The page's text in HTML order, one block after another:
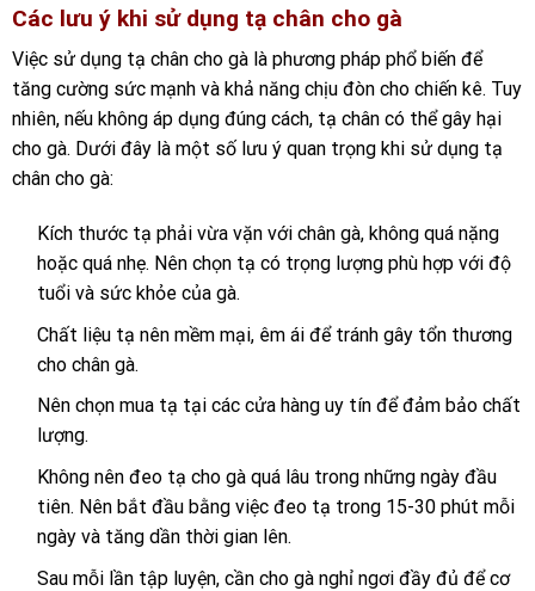
Các lưu ý khi sử dụng tạ chân cho gà
Việc sử dụng tạ chân cho gà là phương pháp phổ biến để
tăng cường sức mạnh và khả năng chịu đòn cho chiến kê. Tuy
nhiên, nếu không áp dụng đúng cách, tạ chân có thể gây hại
cho gà. Dưới đây là một số lưu ý quan trọng khi sử dụng tạ
chân cho gà:
Kích thước tạ phải vừa vặn với chân gà, không quá nặng
hoặc quá nhẹ. Nên chọn tạ có trọng lượng phù hợp với độ
tuổi và sức khỏe của gà.
Chất liệu tạ nên mềm mại, êm ái để tránh gây tổn thương
cho chân gà.
Nên chọn mua tạ tại các cửa hàng uy tín để đảm bảo chất
lượng.
Không nên đeo tạ cho gà quá lâu trong những ngày đầu
tiên. Nên bắt đầu bằng việc đeo tạ trong 15-30 phút mỗi
ngày và tăng dần thời gian lên.
Sau mỗi lần tập luyện, cần cho gà nghỉ ngơi đầy đủ để cơ